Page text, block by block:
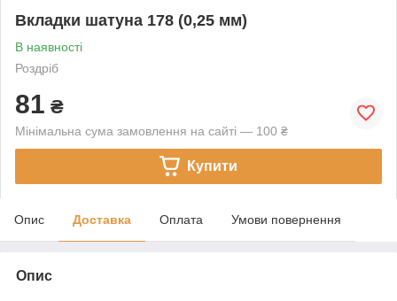
Вкладки шатуна 178 (0,25 мм)
В наявності
Роздріб
81 ₴
Мінімальна сума замовлення на сайті — 100 ₴
Купити
Опис Доставка Оплата Умови повернення
Опис